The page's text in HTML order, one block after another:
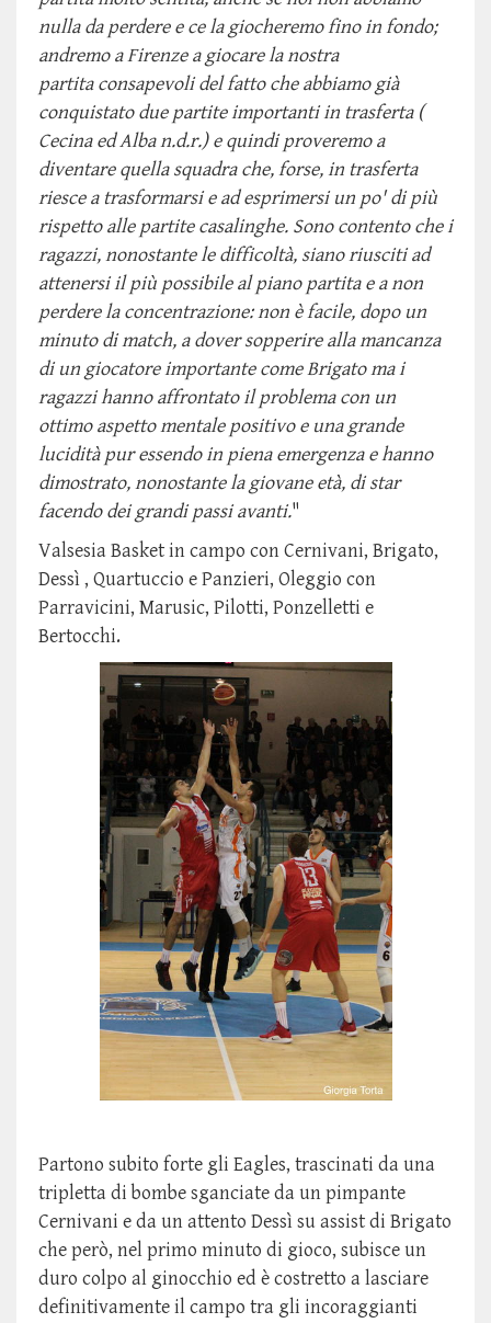
nulla da perdere e ce la giocheremo fino in fondo;
andremo a Firenze a giocare la nostra
partita consapevoli del fatto che abbiamo già
conquistato due partite importanti in trasferta (
Cecina ed Alba n.d.r.) e quindi proveremo a
diventare quella squadra che, forse, in trasferta
riesce a trasformarsi e ad esprimersi un po' di più
rispetto alle partite casalinghe. Sono contento che i
ragazzi, nonostante le difficoltà, siano riusciti ad
attenersi il più possibile al piano partita e a non
perdere la concentrazione: non è facile, dopo un
minuto di match, a dover sopperire alla mancanza
di un giocatore importante come Brigato ma i
ragazzi hanno affrontato il problema con un
ottimo aspetto mentale positivo e una grande
lucidità pur essendo in piena emergenza e hanno
dimostrato, nonostante la giovane età, di star
facendo dei grandi passi avanti."
Valsesia Basket in campo con Cernivani, Brigato,
Dessì , Quartuccio e Panzieri, Oleggio con
Parravicini, Marusic, Pilotti, Ponzelletti e
Bertocchi.
Partono subito forte gli Eagles, trascinati da una
tripletta di bombe sganciate da un pimpante
Cernivani e da un attento Dessì su assist di Brigato
che però, nel primo minuto di gioco, subisce un
duro colpo al ginocchio ed è costretto a lasciare
definitivamente il campo tra gli incoraggianti